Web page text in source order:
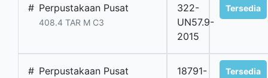
# Perpustakaan Pusat
408.4 TAR M C3
322-
UN57.9-
2015
Tersedia
# Perpustakaan Pusat
18791-
Tersedia